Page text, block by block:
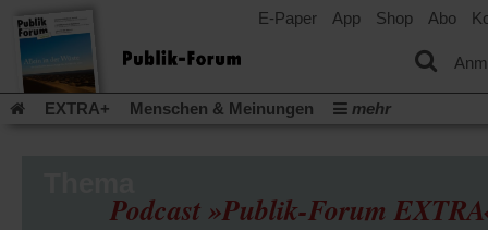
E-Paper App Shop Abo
EXTRA+ Menschen & Meinungen
mehr
Edition Dossier Weisheitsletter
Spiritletter
Podcast »Publik-Forum